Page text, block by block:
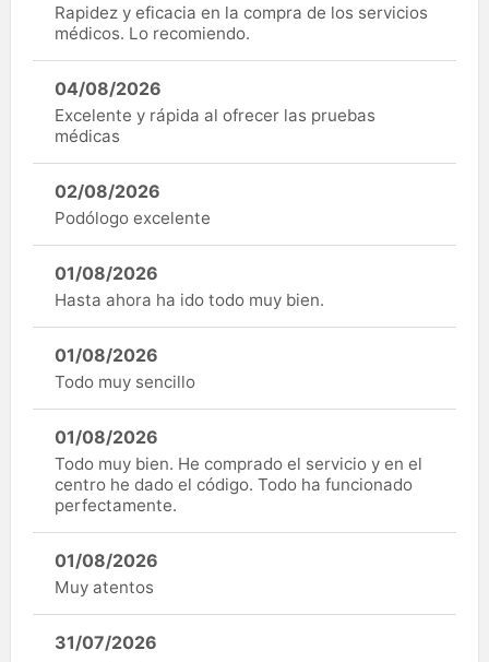
Rapidez y eficacia en la compra de los servicios
médicos. Lo recomiendo.
04/08/2026
Excelente y rápida al ofrecer las pruebas
médicas
02/08/2026
Podólogo excelente
01/08/2026
Hasta ahora ha ido todo muy bien.
01/08/2026
Todo muy sencillo
01/08/2026
Todo muy bien. He comprado el servicio y en el
centro he dado el código. Todo ha funcionado
perfectamente.
01/08/2026
Muy atentos
31/07/2026